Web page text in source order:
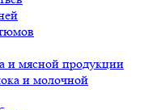
и мясной продукции
и молочной